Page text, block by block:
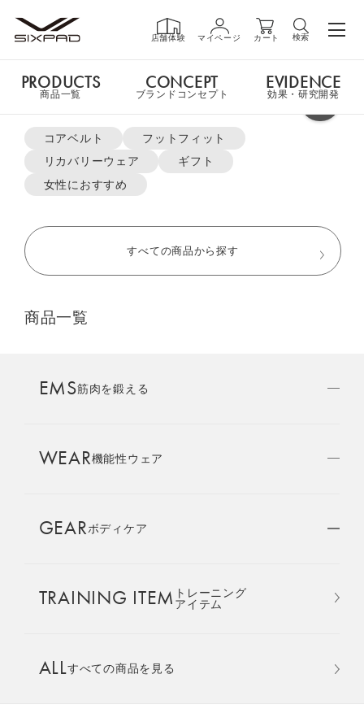
店舗体験 マイページ カート 検索
PRODUCTS商品一覧
GIFT ギフト
LIVE SHOPPING
AMBASSADOR
SIXPAD APP
COLUMN
LARGE ORDER ⼤⼝注⽂窓⼝
MULTI EMS
よく検索されているキーワード
コアベルト
フットフィット
リカバリーウェア
ギフト
女性におすすめ
すべての商品から探す
商品一覧
EMS筋肉を鍛える
WEAR機能性ウェア
GEARボディケア
TRAINING ITEM トレーニング
アイテム
ALLすべての商品を見る
PRODUCTS
商品一覧
CONCEPT
ブランドコンセプト
EVIDENCE
効果・研究開発
ット